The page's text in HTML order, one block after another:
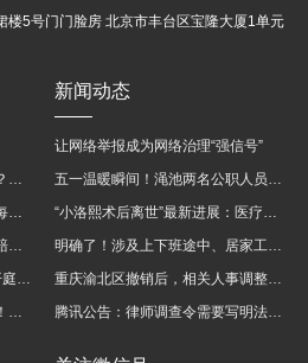
楼5号门门脸房 北京市丰台区宝隆大厦1单元
用影视剧截图做广告构成侵权吗？法院这样判
微信转账时要注明，这事关系到每个人……
吸毒被查跳窗摔伤，起诉宾馆索赔，法院这样判！
海南7人非法收售野生动物被公开庭审 涉案金额2100多万
老子殴打防疫人员、儿子来助拳！均被判刑
新闻动态
让网络举报成为网络治理“强信号”
五一温暖瞬间！渑池两名公职人员，路遇车祸挺身而出
“小洛熙术后离世”最新进展：医疗事故鉴定已启动
明确了！涉及上下班途中、居家工作等，这些情形可认定工伤→
重庆渝北区撤销后，相关人事调整再披露
腾讯公告：律师调查令需要写明法官手机号，2025年12月31日后施行